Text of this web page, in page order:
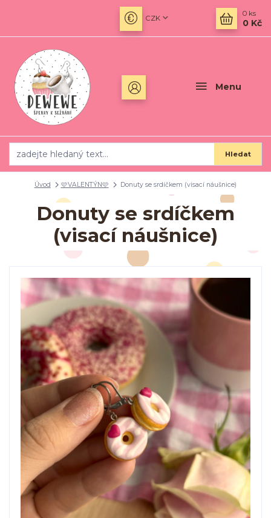
Menu
CZK
Hledat
0 ks
0 Kč
Úvod 🩷VALENTÝN🩷 Donuty se srdíčkem (visací náušnice)
Donuty se srdíčkem
(visací náušnice)